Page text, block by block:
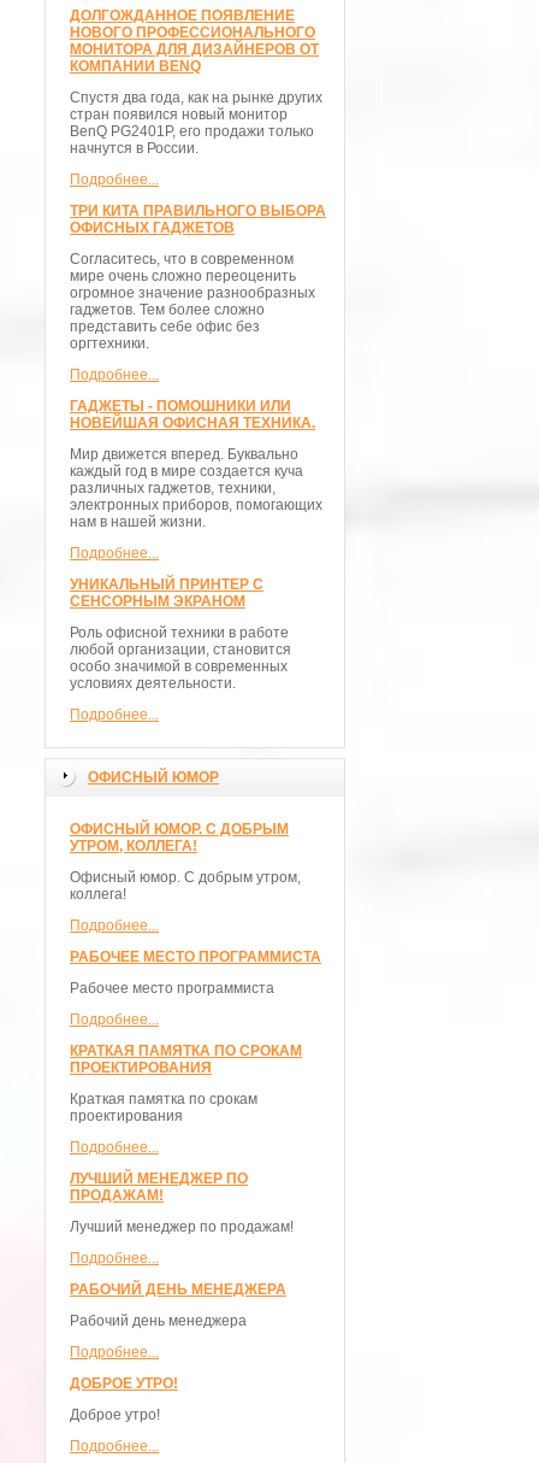
ДОЛГОЖДАННОЕ ПОЯВЛЕНИЕ
НОВОГО ПРОФЕССИОНАЛЬНОГО
МОНИТОРА ДЛЯ ДИЗАЙНЕРОВ ОТ
КОМПАНИИ BENQ
Спустя два года, как на рынке других
стран появился новый монитор
BenQ PG2401P, его продажи только
начнутся в России.
Подробнее...
ТРИ КИТА ПРАВИЛЬНОГО ВЫБОРА
ОФИСНЫХ ГАДЖЕТОВ
Согласитесь, что в современном
мире очень сложно переоценить
огромное значение разнообразных
гаджетов. Тем более сложно
представить себе офис без
оргтехники.
Подробнее...
ГАДЖЕТЫ - ПОМОШНИКИ ИЛИ
НОВЕЙШАЯ ОФИСНАЯ ТЕХНИКА.
Мир движется вперед. Буквально
каждый год в мире создается куча
различных гаджетов, техники,
электронных приборов, помогающих
нам в нашей жизни.
Подробнее...
УНИКАЛЬНЫЙ ПРИНТЕР С
СЕНСОРНЫМ ЭКРАНОМ
Роль офисной техники в работе
любой организации, становится
особо значимой в современных
условиях деятельности.
Подробнее...
ОФИСНЫЙ ЮМОР
ОФИСНЫЙ ЮМОР. С ДОБРЫМ
УТРОМ, КОЛЛЕГА!
Офисный юмор. С добрым утром,
коллега!
Подробнее...
РАБОЧЕЕ МЕСТО ПРОГРАММИСТА
Рабочее место программиста
Подробнее...
КРАТКАЯ ПАМЯТКА ПО СРОКАМ
ПРОЕКТИРОВАНИЯ
Краткая памятка по срокам
проектирования
Подробнее...
ЛУЧШИЙ МЕНЕДЖЕР ПО
ПРОДАЖАМ!
Лучший менеджер по продажам!
Подробнее...
РАБОЧИЙ ДЕНЬ МЕНЕДЖЕРА
Рабочий день менеджера
Подробнее...
ДОБРОЕ УТРО!
Доброе утро!
Подробнее...